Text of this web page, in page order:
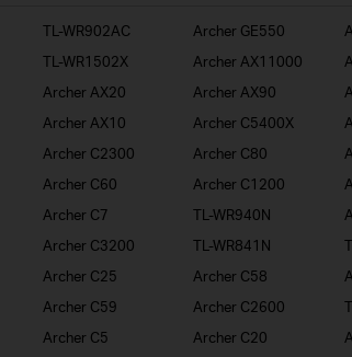
TL-WR902AC Archer GE550
TL-WR1502X Archer AX11000
Archer AX20 Archer AX90
Archer AX10 Archer C5400X
Archer C2300 Archer C80
Archer C60 Archer C1200
Archer C7 TL-WR940N
Archer C3200 TL-WR841N
Archer C25 Archer C58
Archer C59 Archer C2600
Archer C5 Archer C20